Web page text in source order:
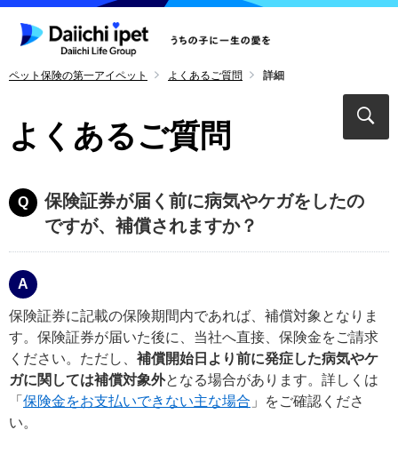
ペット保険の第一アイペット よくあるご質問 詳細
よくあるご質問
保険証券が届く前に病気やケガをしたの
ですが、補償されますか？
保険証券に記載の保険期間内であれば、補償対象となりま
す。保険証券が届いた後に、当社へ直接、保険金をご請求
ください。ただし、 補償開始日より前に発症した病気やケ
ガに関しては補償対象外となる場合があります。詳しくは
「 保険金をお支払いできない主な場合 」をご確認くださ
い。